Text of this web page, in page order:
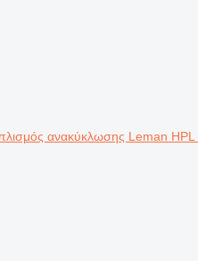
ανακύκλωσης Leman HPL